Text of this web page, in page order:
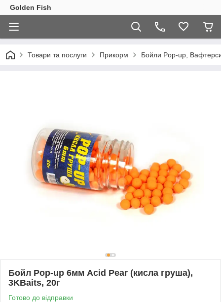
Golden Fish
Товари та послуги Прикорм Бойли Pop-up,
Бойл Pop-up 6мм Acid Pear (кисла груша),
3KBaits, 20г
Готово до відправки